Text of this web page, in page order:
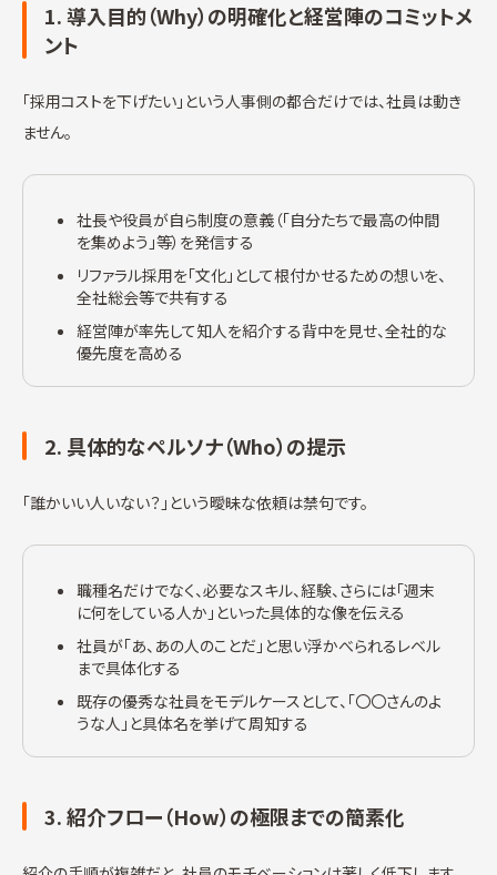
1. 導入目的（Why）の明確化と経営陣のコミットメ
ント
「採用コストを下げたい」という人事側の都合だけでは、社員は動き
ません。
社長や役員が自ら制度の意義（「自分たちで最高の仲間
を集めよう」等）を発信する
リファラル採用を「文化」として根付かせるための想いを、
全社総会等で共有する
経営陣が率先して知人を紹介する背中を見せ、全社的な
優先度を高める
2. 具体的なペルソナ（Who）の提示
「誰かいい人いない？」という曖昧な依頼は禁句です。
職種名だけでなく、必要なスキル、経験、さらには「週末
に何をしている人か」といった具体的な像を伝える
社員が「あ、あの人のことだ」と思い浮かべられるレベル
まで具体化する
既存の優秀な社員をモデルケースとして、「〇〇さんのよ
うな人」と具体名を挙げて周知する
3. 紹介フロー（How）の極限までの簡素化